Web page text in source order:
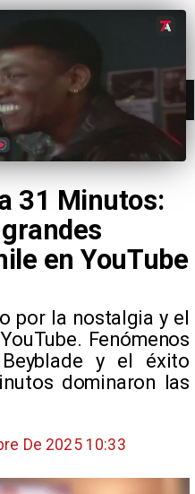
TURISMO
31 Minutos:
en YouTube
por la nostalgia y el
Fenómenos
y el éxito
dominaron las
De 2025 10:33